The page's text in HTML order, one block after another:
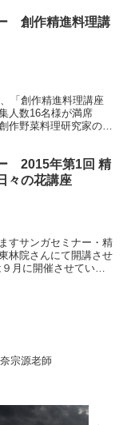
創作精進料理講
「創作精進料理講座
人数16名様が満席
作野菜料理研究家の宮
2015年第1回 精
々の花講座
すサンガセミナー・精
林院さんにて開講させ
月に開催させていた
宗源老師